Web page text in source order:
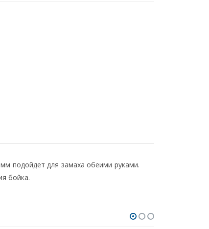
подойдет для замаха обеими руками.
бойка.